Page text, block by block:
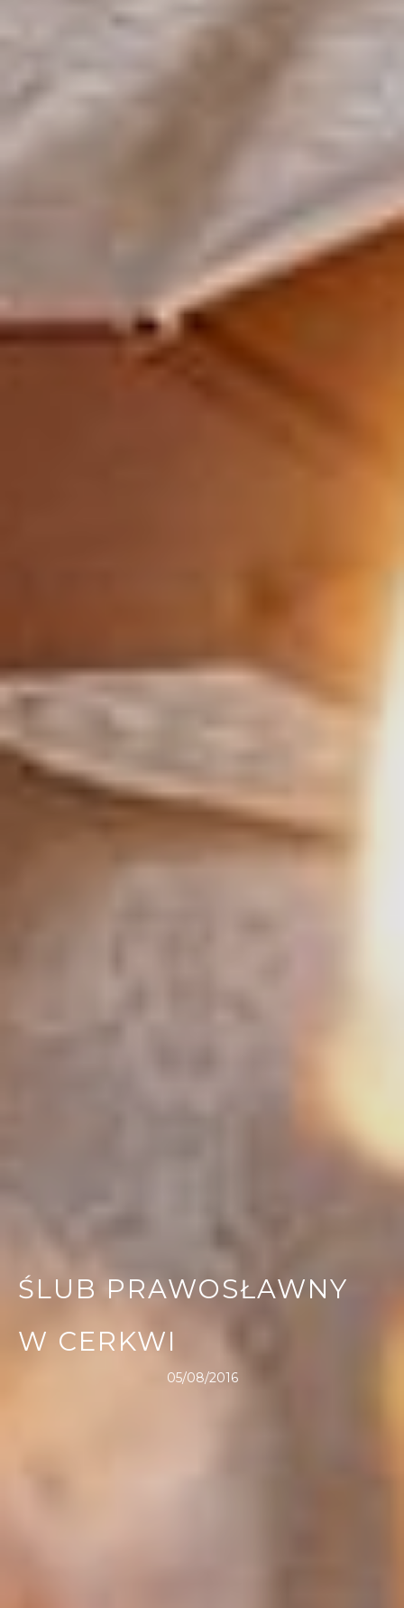
ŚLUB PRAWOSŁAWNY
W CERKWI
05/08/2016